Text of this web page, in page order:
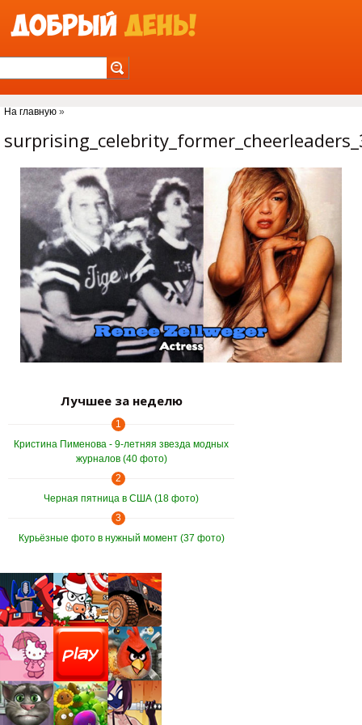
На главную »
Лучшее за неделю
1
Кристина Пименова - 9-летняя звезда модных
журналов (40 фото)
2
Черная пятница в США (18 фото)
3
Курьёзные фото в нужный момент (37 фото)